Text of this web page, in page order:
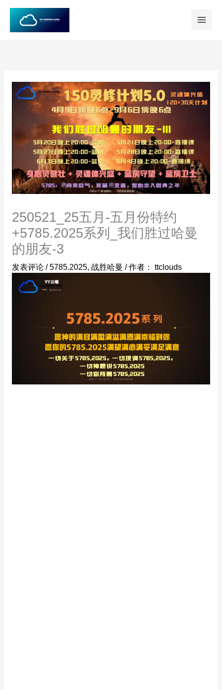
250521_25五月-五月份特约
+5785.2025系列_我们胜过哈曼
的朋友-3
发表评论 /5785.2025, 战胜哈曼 / 作者： ttclouds